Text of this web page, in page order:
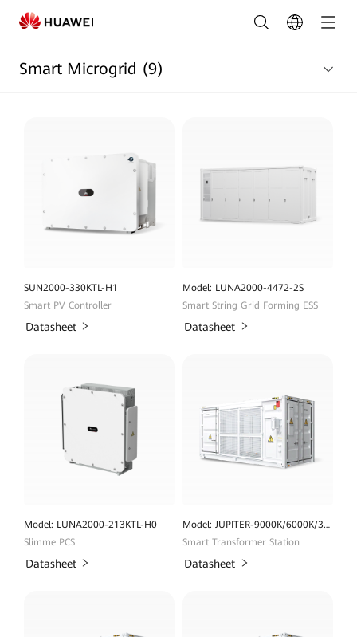
Lijst
met
Smart
Producten
HUAWEI
PV
België
Smart Microgrid (9)
SUN2000-330KTL-H1
Smart PV Controller
Datasheet
Model: LUNA2000-4472-2S
Smart String Grid Forming ESS
Datasheet
Model: LUNA2000-213KTL-H0
Slimme PCS
Datasheet
Model: JUPITER-9000K/6000K/3000K-H1(built-in SACU)
Smart Transformer Station
Datasheet